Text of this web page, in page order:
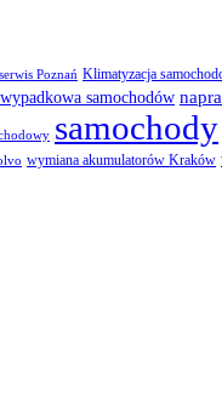
Poznań Klimatyzacja
samochodów
samochody
wymiana akumulatorów Kraków